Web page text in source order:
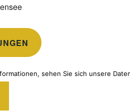
sehen Sie sich unsere